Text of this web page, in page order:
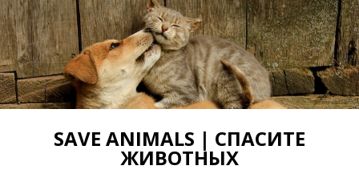
SAVE ANIMALS | СПАСИТЕ
ЖИВОТНЫХ